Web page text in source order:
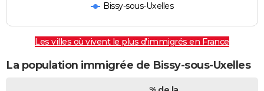
Bissy-sous-Uxelles
Les villes où vivent le plus d'immigrés en France
La population immigrée de Bissy-sous-Uxelles